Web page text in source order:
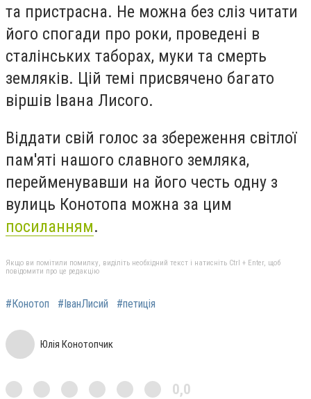
та пристрасна. Не можна без сліз читати
його спогади про роки, проведені в
сталінських таборах, муки та смерть
земляків. Цій темі присвячено багато
віршів Івана Лисого.
Віддати свій голос за збереження світлої
пам'яті нашого славного земляка,
перейменувавши на його честь одну з
вулиць Конотопа можна за цим
посиланням.
Якщо ви помітили помилку, виділіть необхідний текст і натисніть Ctrl + Enter, щоб
повідомити про це редакцію
#Конотоп #ІванЛисий #петиція
Юлія Конотопчик
0,0